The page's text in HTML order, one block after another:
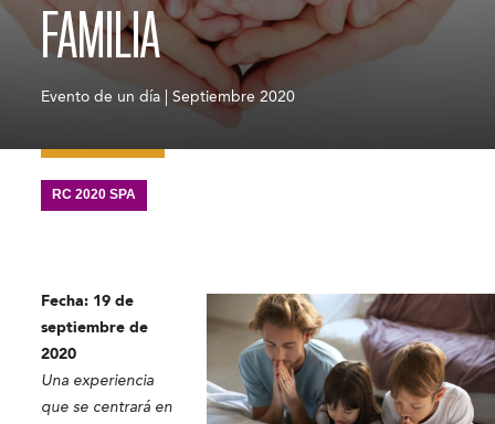
FAMILIA
Evento de un día | Septiembre 2020
RC 2020 SPA
Fecha: 19 de
septiembre de
2020
Una experiencia
que se centrará en